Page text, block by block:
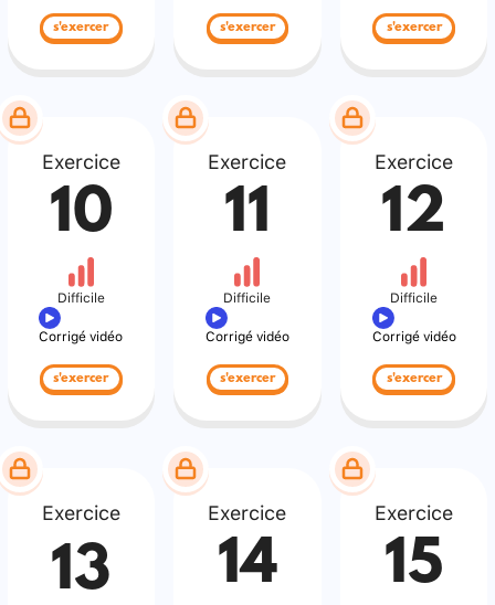
s'exercer s'exercer s'exercer
Exercice
10
Difficile
Corrigé vidéo
s'exercer
Exercice
11
Difficile
Corrigé vidéo
s'exercer
Exercice
12
Difficile
Corrigé vidéo
s'exercer
Exercice
13
Exercice
14
Exercice
15